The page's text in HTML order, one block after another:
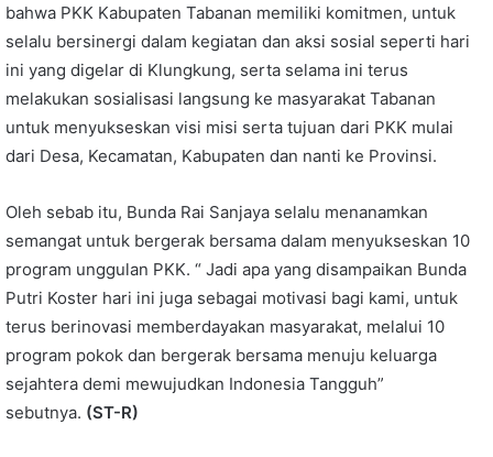
bahwa PKK Kabupaten Tabanan memiliki komitmen, untuk
selalu bersinergi dalam kegiatan dan aksi sosial seperti hari
ini yang digelar di Klungkung, serta selama ini terus
melakukan sosialisasi langsung ke masyarakat Tabanan
untuk menyukseskan visi misi serta tujuan dari PKK mulai
dari Desa, Kecamatan, Kabupaten dan nanti ke Provinsi.
Oleh sebab itu, Bunda Rai Sanjaya selalu menanamkan
semangat untuk bergerak bersama dalam menyukseskan 10
program unggulan PKK. “ Jadi apa yang disampaikan Bunda
Putri Koster hari ini juga sebagai motivasi bagi kami, untuk
terus berinovasi memberdayakan masyarakat, melalui 10
program pokok dan bergerak bersama menuju keluarga
sejahtera demi mewujudkan Indonesia Tangguh”
sebutnya. (ST-R)